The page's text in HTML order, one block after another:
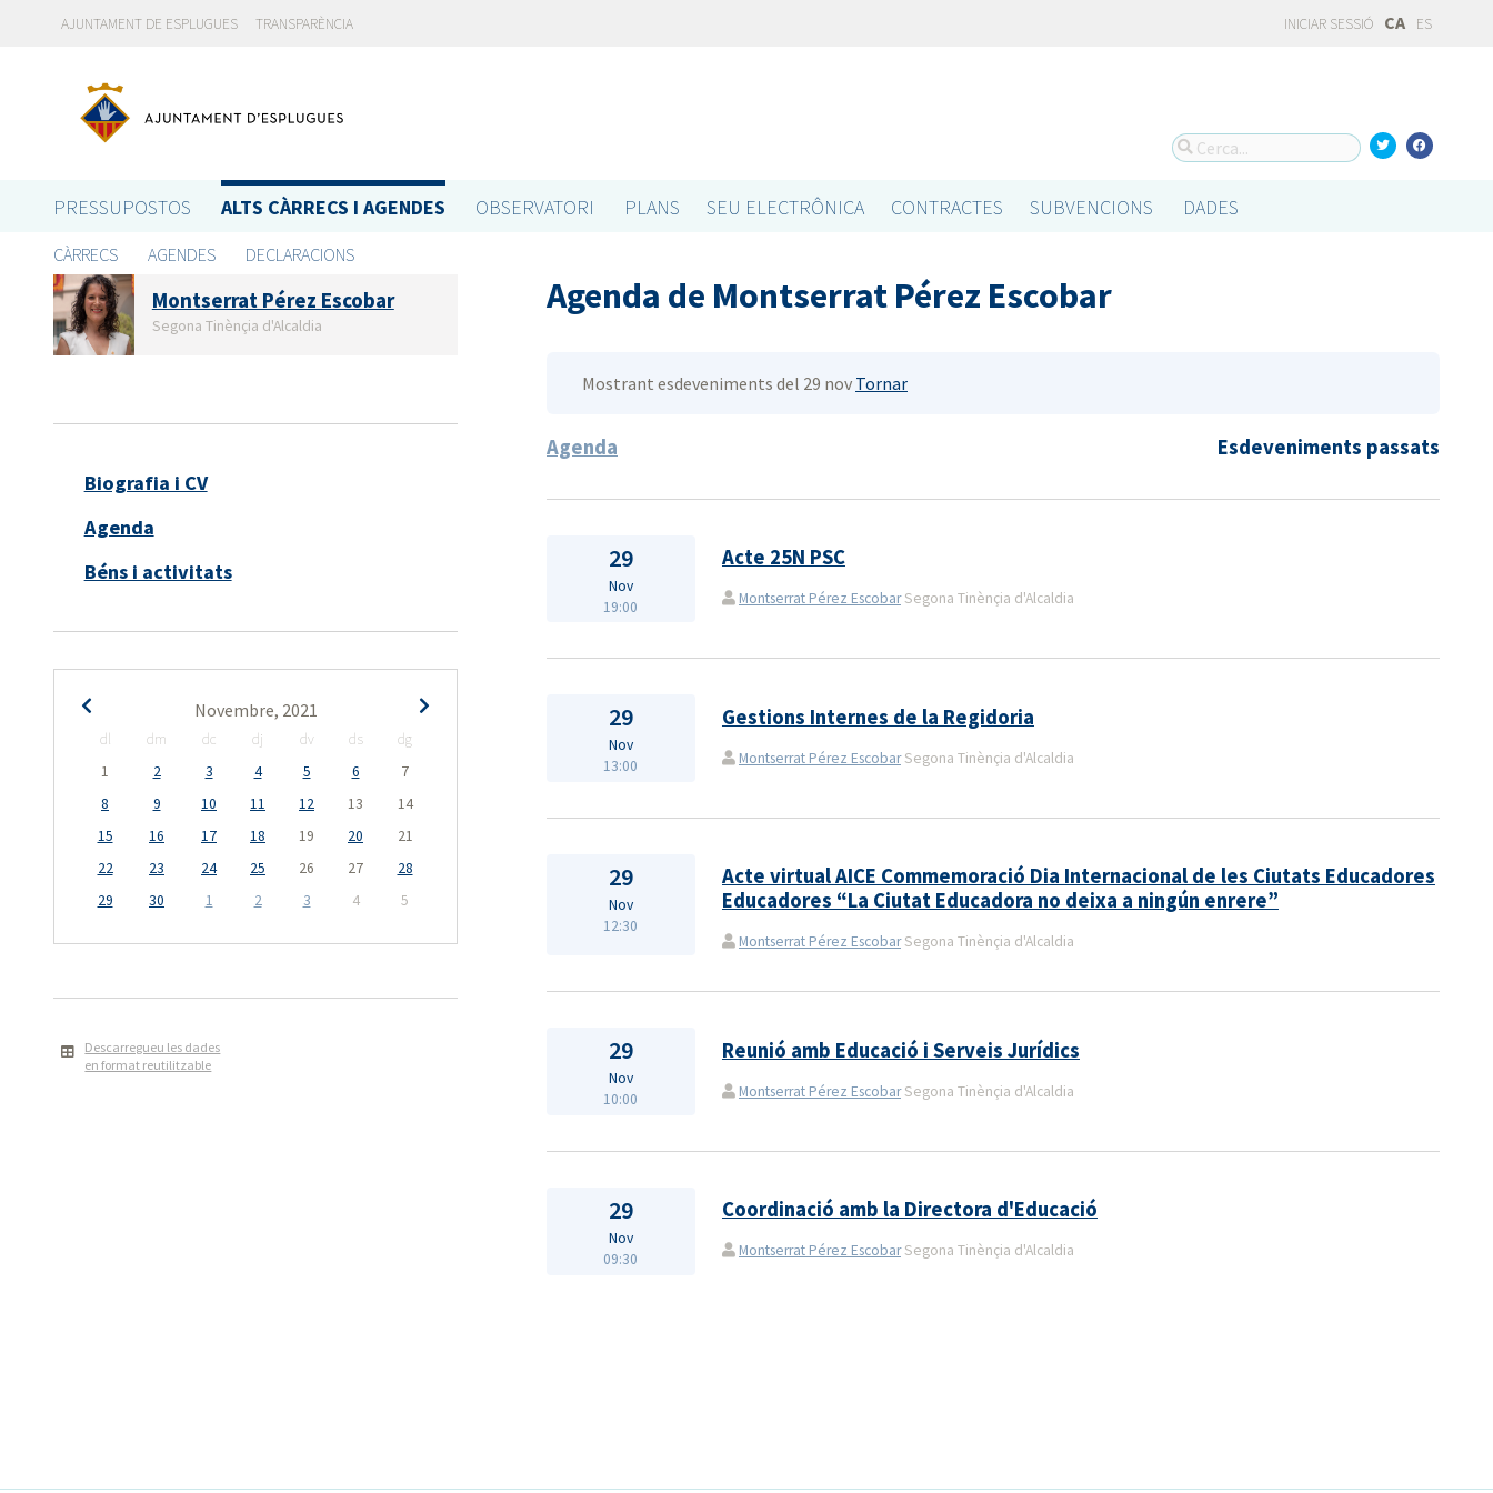
AJUNTAMENT DE ESPLUGUES TRANSPARÈNCIA INICIAR SESSIÓ CA ES
PRESSUPOSTOS ALTS CÀRRECS I AGENDES OBSERVATORI PLANS SEU ELECTRÔNICA CONTRACTES SUBVENCIONS DADES
CÀRRECS AGENDES DECLARACIONS
Montserrat Pérez Escobar
Segona Tinènçia d'Alcaldia
Biografia i CV
Agenda
Béns i activitats
Novembre, 2021
dl dm dc dj dv ds
dg
1
2 3 4 5 6
7
8
9 10 11 12 13
14
15
16 17 18 19 20
21
22
23 24 25 26 27
28
29
30 1 2 3 4 5
Descarregueu les dades
en format reutilitzable
Agenda de Montserrat Pérez Escobar
Mostrant esdeveniments del 29 nov Tornar
Agenda Esdeveniments passats
29
Nov
19:00
Acte 25N PSC
Montserrat Pérez EscobarSegona Tinènçia d'Alcaldia
29
Nov
13:00
Gestions Internes de la Regidoria
Montserrat Pérez EscobarSegona Tinènçia d'Alcaldia
29
Nov
12:30
Acte virtual AICE Commemoració Dia Internacional de les Ciutats Educadores
Educadores “La Ciutat Educadora no deixa a ningún enrere”
Montserrat Pérez EscobarSegona Tinènçia d'Alcaldia
29
Nov
10:00
Reunió amb Educació i Serveis Jurídics
Montserrat Pérez EscobarSegona Tinènçia d'Alcaldia
29
Nov
09:30
Coordinació amb la Directora d'Educació
Montserrat Pérez EscobarSegona Tinènçia d'Alcaldia